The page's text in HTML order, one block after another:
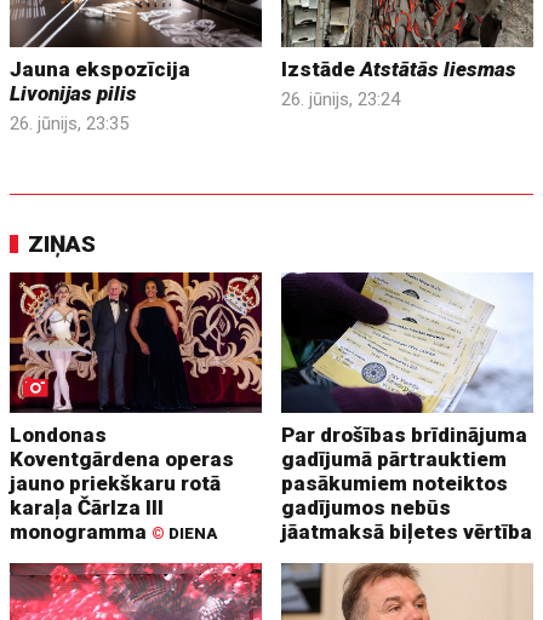
Jauna ekspozīcija
Livonijas pilis
26. jūnijs, 23:35
IzstādeAtstātās liesmas
26. jūnijs, 23:24
ZIŅAS
Londonas
Koventgārdena operas
jauno priekškaru rotā
karaļa Čārlza III
monogramma © DIENA
Par drošības brīdinājuma
gadījumā pārtrauktiem
pasākumiem noteiktos
gadījumos nebūs
jāatmaksā biļetes vērtība